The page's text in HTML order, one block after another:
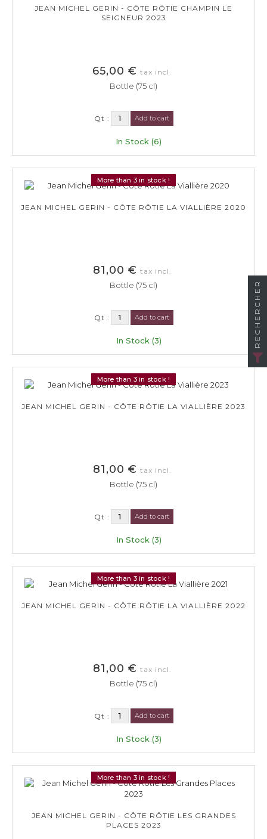
JEAN MICHEL GERIN - CÔTE RÔTIE CHAMPIN LE
SEIGNEUR 2023
65,00 € tax incl.
Bottle (75 cl)
Qt : Add to cart
In Stock (6)
More than 3 in stock !
JEAN MICHEL GERIN - CÔTE RÔTIE LA VIALLIÈRE 2020
81,00 € tax incl.
Bottle (75 cl)
Qt : Add to cart
In Stock (3)
More than 3 in stock !
JEAN MICHEL GERIN - CÔTE RÔTIE LA VIALLIÈRE 2023
81,00 € tax incl.
Bottle (75 cl)
Qt : Add to cart
In Stock (3)
More than 3 in stock !
JEAN MICHEL GERIN - CÔTE RÔTIE LA VIALLIÈRE 2022
81,00 € tax incl.
Bottle (75 cl)
Qt : Add to cart
In Stock (3)
More than 3 in stock !
JEAN MICHEL GERIN - CÔTE RÔTIE LES GRANDES
PLACES 2023
RECHERCHER